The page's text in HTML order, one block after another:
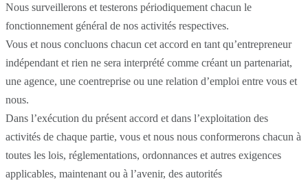
Nous surveillerons et testerons périodiquement chacun le
fonctionnement général de nos activités respectives.
Vous et nous concluons chacun cet accord en tant qu’entrepreneur
indépendant et rien ne sera interprété comme créant un partenariat,
une agence, une coentreprise ou une relation d’emploi entre vous et
nous.
Dans l’exécution du présent accord et dans l’exploitation des
activités de chaque partie, vous et nous nous conformerons chacun à
toutes les lois, réglementations, ordonnances et autres exigences
applicables, maintenant ou à l’avenir, des autorités